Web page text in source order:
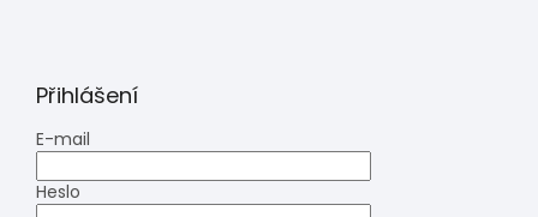
Přihlášení
E-mail
Heslo